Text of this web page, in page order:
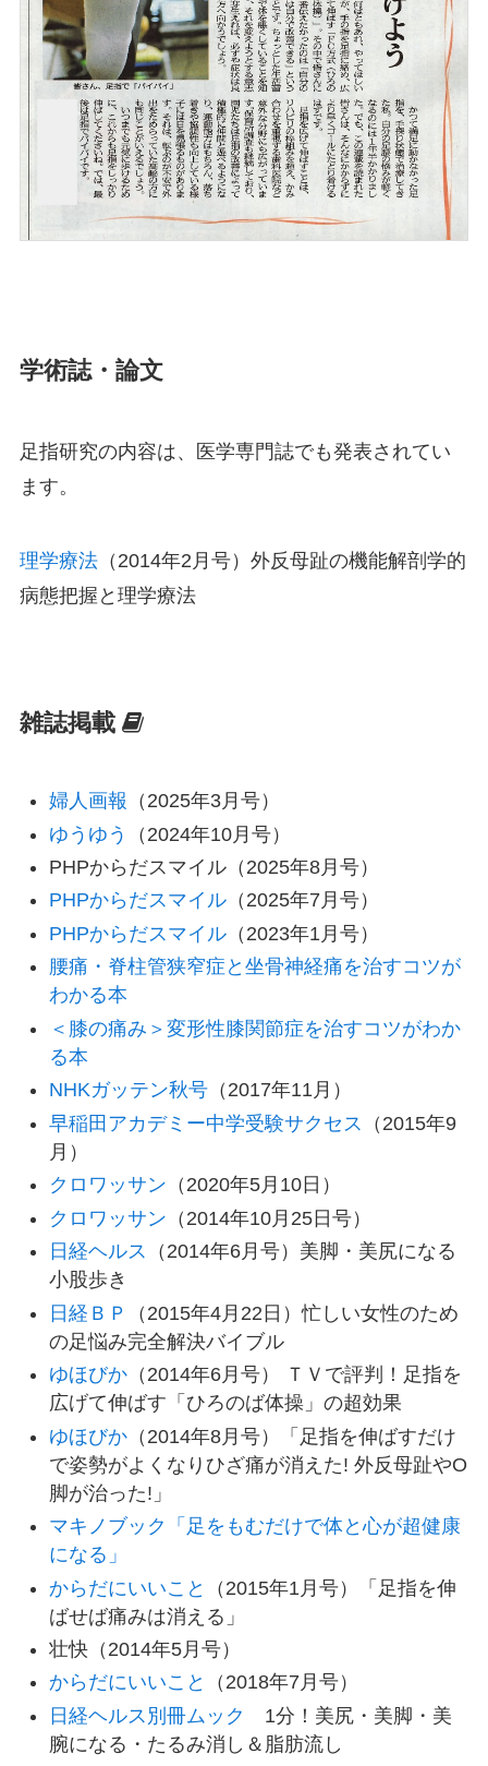
学術誌・論文
足指研究の内容は、医学専門誌でも発表されてい
ます。
理学療法（2014年2月号）外反母趾の機能解剖学的
病態把握と理学療法
雑誌掲載
婦人画報 （2025年3月号）
ゆうゆう
（2024年10月号）
PHPからだスマイル（2025年8月号）
PHPからだスマイル（2025年7月号）
PHPからだスマイル（2023年1月号）
腰痛・脊柱管狭窄症と坐骨神経痛を治すコツが
わかる本
＜膝の痛み＞変形性膝関節症を治すコツがわか
る本
NHKガッテン秋号（2017年11月）
早稲田アカデミー中学受験サクセス
（2015年9
月）
クロワッサン （2020年5月10日）
クロワッサン （2014年10月25日号）
日経ヘルス （2014年6月号）美脚・美尻になる
小股歩き
日経ＢＰ
（2015年4月22日）忙しい女性のため
の足悩み完全解決バイブル
ゆほびか（2014年6月号） ＴＶで評判！足指を
広げて伸ばす「ひろのば体操」の超効果
ゆほびか（2014年8月号）「足指を伸ばすだけ
で姿勢がよくなりひざ痛が消えた! 外反母趾やO
脚が治った!」
マキノブック「足をもむだけで体と心が超健康
になる」
からだにいいこと
（2015年1月号）「足指を伸
ばせば痛みは消える」
壮快（2014年5月号）
からだにいいこと
（2018年7月号）
日経ヘルス別冊ムック
1分！美尻・美脚・美
腕になる・たるみ消し＆脂肪流し